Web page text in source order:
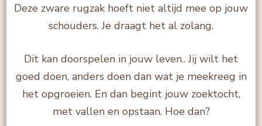
Deze zware rugzak hoeft niet altijd mee op jouw
schouders. Je draagt het al zolang.
Dit kan doorspelen in jouw leven.. Jij wilt het
goed doen, anders doen dan wat je meekreeg in
het opgroeien. En dan begint jouw zoektocht,
met vallen en opstaan. Hoe dan?